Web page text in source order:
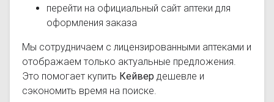
перейти на официальный сайт аптеки для
оформления заказа
Мы сотрудничаем с лицензированными аптеками и
отображаем только актуальные предложения.
Это помогает купить Кейвер дешевле и
сэкономить время на поиске.